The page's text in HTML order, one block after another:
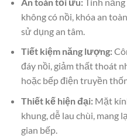
không có nồi, khóa an
sử dụng an tâm.
Tiết kiệm năng lượng:
đáy nồi, giảm thất thoát
hoặc bếp điện truyền
Thiết kế hiện đại:Mặt
khung, dễ lau chùi, mang
gian bếp.